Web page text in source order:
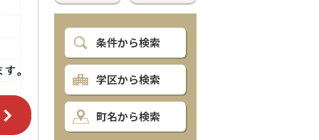
条件から検索
学区から検索
町名から検索